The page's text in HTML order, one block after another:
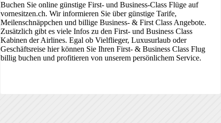
Buchen Sie online günstige First- und Business-Class Flüge auf
vornesitzen.ch. Wir informieren Sie über günstige Tarife,
Meilenschnäppchen und billige Business- & First Class Angebote.
Zusätzlich gibt es viele Infos zu den First- und Business Class
Kabinen der Airlines. Egal ob Vielflieger, Luxusurlaub oder
Geschäftsreise hier können Sie Ihren First- & Business Class Flug
billig buchen und profitieren von unserem persönlichem Service.